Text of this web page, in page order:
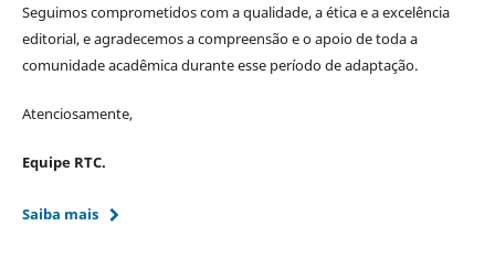
Seguimos comprometidos com a qualidade, a ética e a excelência
editorial, e agradecemos a compreensão e o apoio de toda a
comunidade acadêmica durante esse período de adaptação.
Atenciosamente,
Equipe RTC.
Saiba mais